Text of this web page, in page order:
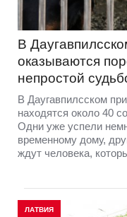
В
оказываются
непростой
В Даугавпилсском
находятся около 40
Одни уже успели
временному дому,
ждут человека,
ЛАТВИЯ